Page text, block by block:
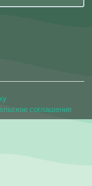
соглашение